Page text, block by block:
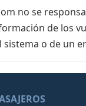
no se
de los
o de un